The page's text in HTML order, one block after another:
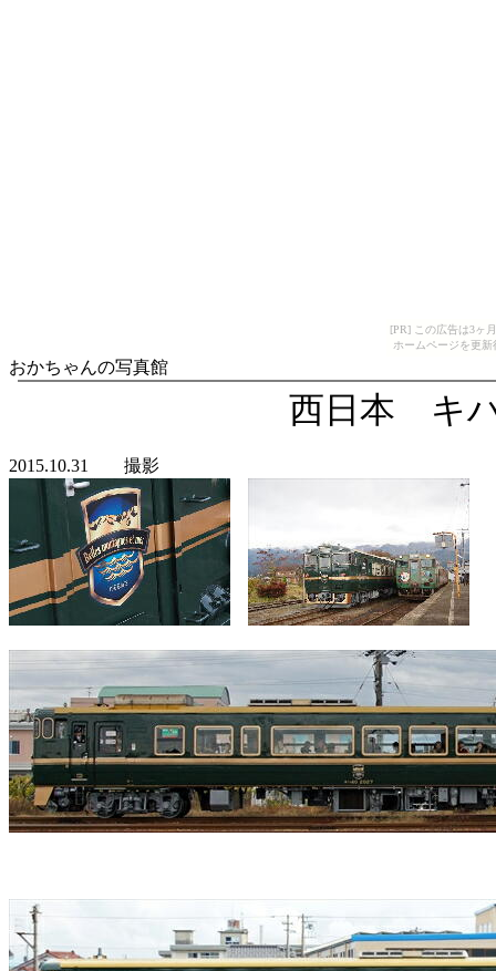
[PR] この広告は3ヶ
ホームページを更
おかちゃんの写真館
西日本 キ
2015.10.31 撮影